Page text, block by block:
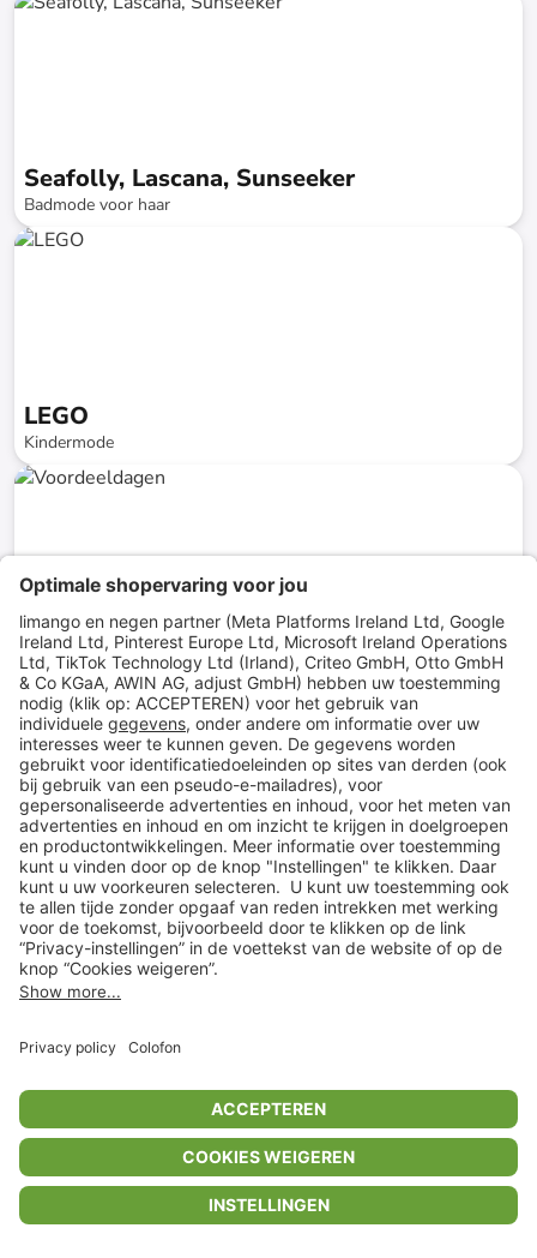
Seafolly, Lascana, Sunseeker
Badmode voor haar
tot-73
LEGO
Kindermode
tot-72%* Snellere levering
Voordeeldagen
Mode voor haar
tot-74%* Snellere levering SALE
Voordeeldagen
Zomerschoenen voor iedereen
tot-74%* Snellere levering SALE
De look van de Franse Rivièra
Mode, schoenen & accessoires voor haar
tot-77%*